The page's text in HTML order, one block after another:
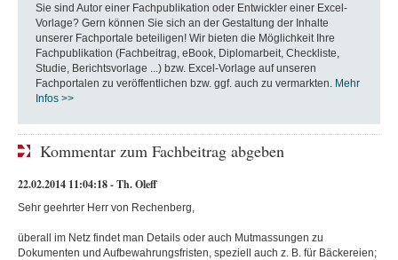
Sie sind Autor einer Fachpublikation oder Entwickler einer Excel-
Vorlage? Gern können Sie sich an der Gestaltung der Inhalte
unserer Fachportale beteiligen! Wir bieten die Möglichkeit Ihre
Fachpublikation (Fachbeitrag, eBook, Diplomarbeit, Checkliste,
Studie, Berichtsvorlage ...) bzw. Excel-Vorlage auf unseren
Fachportalen zu veröffentlichen bzw. ggf. auch zu vermarkten. Mehr
Infos >>
Kommentar zum Fachbeitrag abgeben
22.02.2014 11:04:18 - Th. Oleff
Sehr geehrter Herr von Rechenberg,
überall im Netz findet man Details oder auch Mutmassungen zu
Dokumenten und Aufbewahrungsfristen, speziell auch z. B. für Bäckereien;